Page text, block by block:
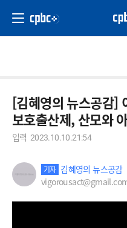
[김혜영의 뉴스공감]
보호출산제, 산모와
입력 2023.10.10.21:54
기자 김혜영의 뉴스공감